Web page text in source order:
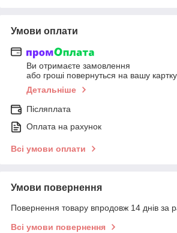
Умови оплати
Ви отримаєте замовлення
або гроші повернуться на вашу картку
Детальніше
Післяплата
Оплата на рахунок
Всі умови оплати
Умови повернення
Повернення товару впродовж 14 днів за
Всі умови повернення